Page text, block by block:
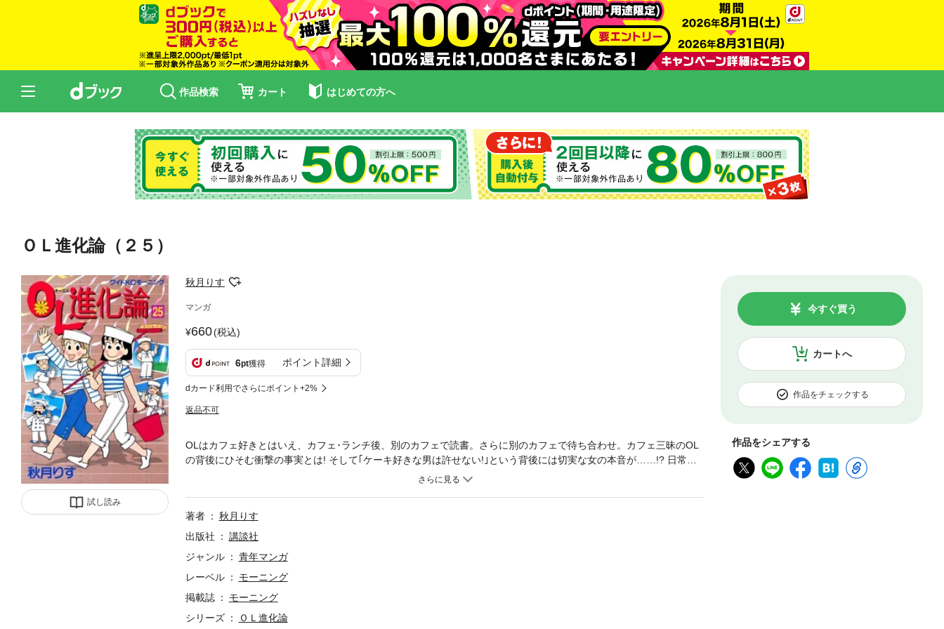
作品検索 カート はじめての方へ
ＯＬ進化論（２５）
試し読み
秋月りす
マンガ
660(税込)
6pt獲得 ポイント詳細
dカード利用でさらにポイント+2%
返品不可
カートへ
今すぐ買う
作品をチェックする
作品をシェアする
OLはカフェ好きとはいえ、カフェ･ランチ後、別のカフェで読書。さらに別のカフェで待ち合わせ。カフェ三昧のOL
の背後にひそむ衝撃の事実とは! そして｢ケーキ好きな男は許せない!｣という背後には切実な女の本音が……!? 日常か
らつかず離れず、絶妙な笑いをすくい上げる『OL進化論』も、進化し続けて第25巻! オンナの哀愁、オトコの愛嬌。
著者
秋月りす
出版社
講談社
ジャンル
青年マンガ
レーベル
モーニング
掲載誌
モーニング
シリーズ
ＯＬ進化論